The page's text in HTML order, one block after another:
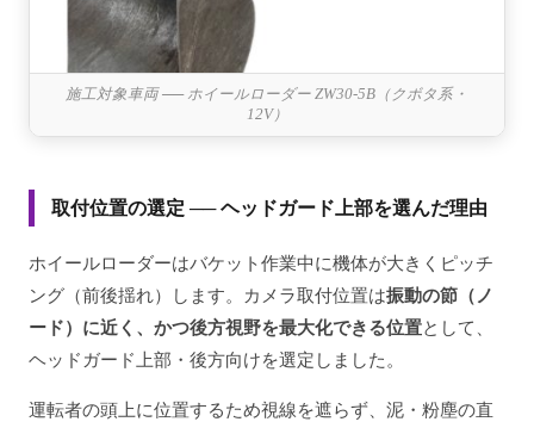
施工対象車両 ── ホイールローダー ZW30-5B（クボタ系・
12V）
取付位置の選定 ── ヘッドガード上部を選んだ理由
ホイールローダーはバケット作業中に機体が大きくピッチ
ング（前後揺れ）します。カメラ取付位置は振動の節（ノ
ード）に近く、かつ後方視野を最大化できる位置として、
ヘッドガード上部・後方向けを選定しました。
運転者の頭上に位置するため視線を遮らず、泥・粉塵の直